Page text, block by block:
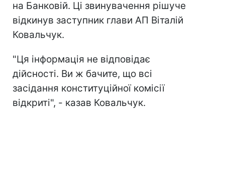
на Банковій. Ці звинувачення рішуче
відкинув заступник глави АП Віталій
Ковальчук.
"Ця інформація не відповідає
дійсності. Ви ж бачите, що всі
засідання конституційної комісії
відкриті", - казав Ковальчук.